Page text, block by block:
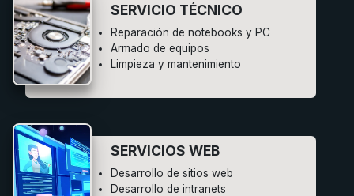
SERVICIO TÉCNICO
Reparación de notebooks y PC
Armado de equipos
Limpieza y mantenimiento
SERVICIOS WEB
Desarrollo de sitios web
Desarrollo de intranets